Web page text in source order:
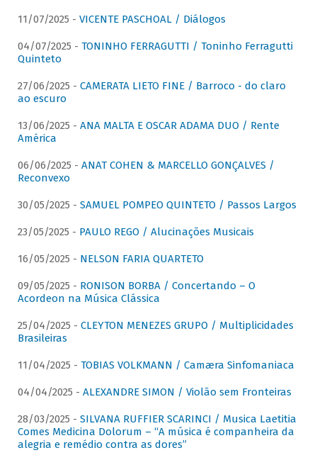
11/07/2025 - VICENTE PASCHOAL / Diálogos
04/07/2025 - TONINHO FERRAGUTTI / Toninho Ferragutti
Quinteto
27/06/2025 - CAMERATA LIETO FINE / Barroco - do claro
ao escuro
13/06/2025 - ANA MALTA E OSCAR ADAMA DUO / Rente
América
06/06/2025 - ANAT COHEN & MARCELLO GONÇALVES /
Reconvexo
30/05/2025 - SAMUEL POMPEO QUINTETO / Passos Largos
23/05/2025 - PAULO REGO / Alucinações Musicais
16/05/2025 - NELSON FARIA QUARTETO
09/05/2025 - RONISON BORBA / Concertando – O
Acordeon na Música Clássica
25/04/2025 - CLEYTON MENEZES GRUPO / Multiplicidades
Brasileiras
11/04/2025 - TOBIAS VOLKMANN / Camæra Sinfomaniaca
04/04/2025 - ALEXANDRE SIMON / Violão sem Fronteiras
28/03/2025 - SILVANA RUFFIER SCARINCI / Musica Laetitia
Comes Medicina Dolorum – “A música é companheira da
alegria e remédio contra as dores”